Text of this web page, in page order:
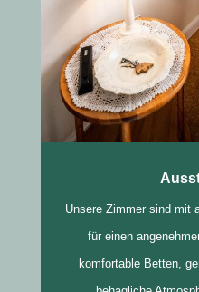
Unsere Zimmer sind mit
für einen
komfortable Betten,